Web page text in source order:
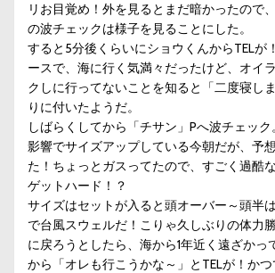
リお目覚め！外を見るとまだ暗かったので
の波チェックは様子を見ることにした。
すると5分後くらいにショウくんからTELが
ースで、海に行く気満々だったけど、オイ
クしに行ってないことを知ると「二度寝し
りに付いたようだ。
しばらくしてから「チサン」Pへ波チェッ
影響でサイズアップしている今朝だが、予
た！ちょっとガスってたので、すごく過酷
ゲットハード！？
サイズはセットが入ると頭オーバー～頭半
で台風スウェルだ！こりゃ久しぶりの体力
に戻ろうとしたら、海から1年近く遠ざかっ
から「オレも行こうかな～」とTELが！か